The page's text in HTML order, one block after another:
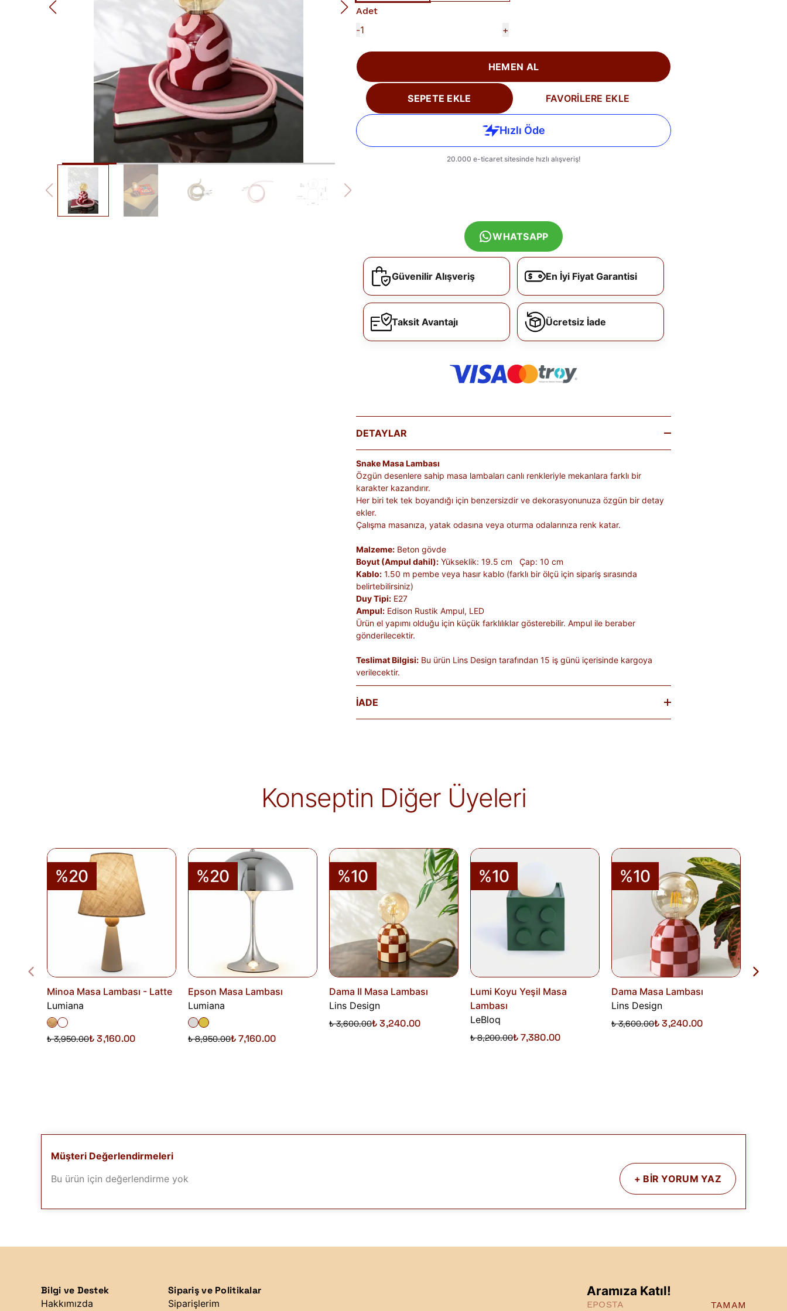
Adet
- +
HEMEN AL
SEPETE EKLE FAVORİLERE EKLE
WHATSAPP
Güvenilir Alışveriş En İyi Fiyat Garantisi
Taksit Avantajı Ücretsiz İade
DETAYLAR
Snake Masa Lambası
Özgün desenlere sahip masa lambaları canlı renkleriyle mekanlara farklı bir
karakter kazandırır.
Her biri tek tek boyandığı için benzersizdir ve dekorasyonunuza özgün bir detay
ekler.
Çalışma masanıza, yatak odasına veya oturma odalarınıza renk katar.
Malzeme: Beton gövde
Boyut (Ampul dahil): Yükseklik: 19.5 cm Çap: 10 cm
Kablo: 1.50 m pembe veya hasır kablo (farklı bir ölçü için sipariş sırasında
belirtebilirsiniz)
Duy Tipi: E27
Ampul: Edison Rustik Ampul, LED
Ürün el yapımı olduğu için küçük farklılıklar gösterebilir. Ampul ile beraber
gönderilecektir.
Teslimat Bilgisi: Bu ürün Lins Design tarafından 15 iş günü içerisinde kargoya
verilecektir.
İADE
alır.
İade edilen ürünler, iade şartlarına uygun olduğu takdirde 10 gün içinde bankanıza
iletilir. İade sürecini başlatmak için lütfen
Konseptin Diğer Üyeleri
%20
Minoa Masa Lambası - Latte
Lumiana
₺ 3,950.00₺ 3,160.00
%20
Epson Masa Lambası
Lumiana
₺ 8,950.00₺ 7,160.00
%10
Dama II Masa Lambası
Lins Design
₺ 3,600.00₺ 3,240.00
%10
Lumi Koyu Yeşil Masa
Lambası
LeBloq
₺ 8,200.00₺ 7,380.00
%10
Dama Masa Lambası
Lins Design
₺ 3,600.00₺ 3,240.00
Müşteri Değerlendirmeleri
Bu ürün için değerlendirme yok
+ BİR YORUM YAZ
Bilgi ve Destek
Hakkımızda
Sipariş ve Politikalar
Siparişlerim
Aramıza Katıl!
TAMAM